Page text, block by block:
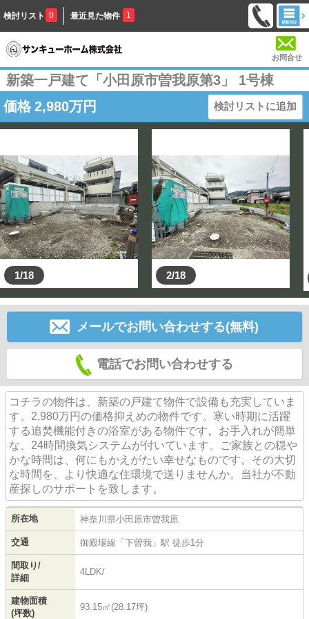
検討リスト 0 最近見た物件 1
お問合せ
新築一戸建て「小田原市曽我原第3」 1号棟
価格 2,980万円 検討リストに追加
1/18 2/18
メールでお問い合わせする(無料)
電話でお問い合わせする
コチラの物件は、新築の戸建て物件で設備も充実していま
す。2,980万円の価格抑えめの物件です。寒い時期に活躍
する追焚機能付きの浴室がある物件です。お手入れが簡単
な、24時間換気システムが付いています。ご家族との穏や
かな時間は、何にもかえがたい幸せなものです。その大切
な時間を、より快適な住環境で送りませんか。当社が不動
産探しのサポートを致します。
所在地 神奈川県小田原市曽我原
交通 御殿場線 「 下曽我 」駅 徒歩1分
間取り/
詳細
4LDK/
建物面積
(坪数)
93.15㎡(28.17坪)